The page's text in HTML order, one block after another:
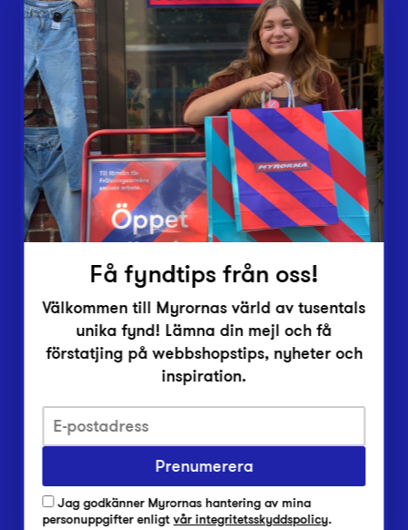
Webbshop
Butiker
Lämna in
Vårt överskott
Inlämningsplatser
Om Myrorna
Lediga jobb
Pressrum
Integritetsskyddspolicy
Har du frågor om onlineköp, leverans eller retur?
Har du frågor om vår verksamhet?
Vanliga frågor om Myrorna
Få fyndtips från oss!
Välkommen till Myrornas värld av tusentals
unika fynd! Lämna din mejl och få
förstatjing på webbshopstips, nyheter och
inspiration.
Prenumerera
Jag godkänner Myrornas hantering av mina
personuppgifter enligtvår integritetsskyddspolicy.